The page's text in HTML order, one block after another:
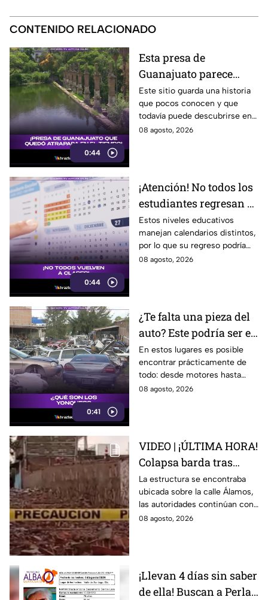
CONTENIDO RELACIONADO
0:44
Esta presa de
Guanajuato parece
haberse quedado
atrapada en el tiempo;
¿cuál es?
Este sitio guarda una historia
que pocos conocen y que
todavía puede descubrirse en
Guanajuato.
08 agosto, 2026
0:44
¡Atención! No todos los
estudiantes regresan a
clases; este es el
calendario escolar
2026-2027; ¿afectará a
Guanajuato?
Estos niveles educativos
manejan calendarios distintos,
por lo que su regreso podría
ser antes o después.
08 agosto, 2026
0:41
¿Te falta una pieza del
auto? Este podría ser el
lugar ideal para los
automovilistas
En estos lugares es posible
encontrar prácticamente de
todo: desde motores hasta
transmisores.
08 agosto, 2026
VIDEO | ¡ÚLTIMA HORA!
Colapsa barda tras
intensa lluvia en León;
¿hay personas
lesionadas?
La estructura se encontraba
ubicada sobre la calle Álamos,
las autoridades continúan con
las investigaciones.
08 agosto, 2026
¡Llevan 4 días sin saber
de ella! Buscan a Perla